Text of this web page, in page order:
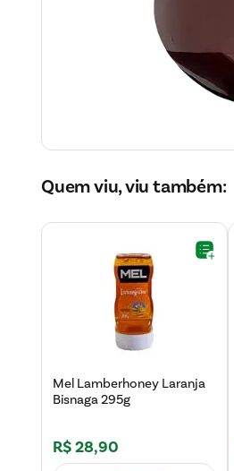
Quem viu, viu também:
Mel Lamberhoney Laranja
Bisnaga 295g
R$28,90